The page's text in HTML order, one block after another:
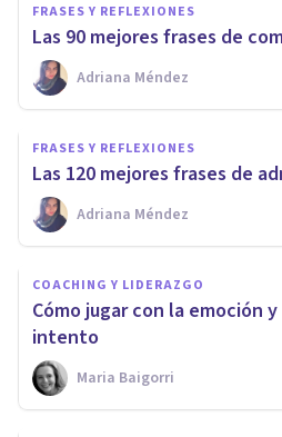
FRASES Y REFLEXIONES
Las 90 mejores frases de
Adriana Méndez
FRASES Y REFLEXIONES
Las 120 mejores frases de
Adriana Méndez
COACHING Y LIDERAZGO
Cómo jugar con la emoción
intento
Maria Baigorri